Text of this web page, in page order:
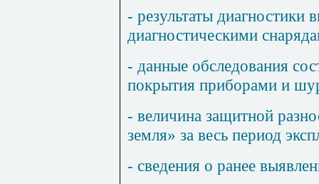
- результаты диагностики
диагностическими
- данные обследования
покрытия приборами и
- величина защитной
земля» за весь период
- сведения о ранее